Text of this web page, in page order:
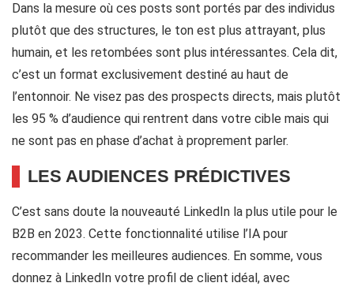
Dans la mesure où ces posts sont portés par des individus
plutôt que des structures, le ton est plus attrayant, plus
humain, et les retombées sont plus intéressantes. Cela dit,
c’est un format exclusivement destiné au haut de
l’entonnoir. Ne visez pas des prospects directs, mais plutôt
les 95 % d’audience qui rentrent dans votre cible mais qui
ne sont pas en phase d’achat à proprement parler.
LES AUDIENCES PRÉDICTIVES
C’est sans doute la nouveauté LinkedIn la plus utile pour le
B2B en 2023. Cette fonctionnalité utilise l’IA pour
recommander les meilleures audiences. En somme, vous
donnez à LinkedIn votre profil de client idéal, avec